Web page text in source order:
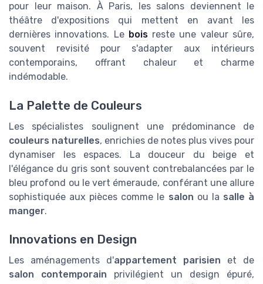
pour leur maison. À Paris, les salons deviennent le
théâtre d'expositions qui mettent en avant les
dernières innovations. Le boisreste une valeur sûre,
souvent revisité pour s'adapter aux intérieurs
contemporains, offrant chaleur et charme
indémodable.
La Palette de Couleurs
Les spécialistes soulignent une prédominance de
couleurs naturelles, enrichies de notes plus vives pour
dynamiser les espaces. La douceur du beige et
l'élégance du gris sont souvent contrebalancées par le
bleu profond ou le vert émeraude, conférant une allure
sophistiquée aux pièces comme le salon ou la salle à
manger.
Innovations en Design
Les aménagements d'appartement parisien et de
salon contemporain privilégient un design épuré,